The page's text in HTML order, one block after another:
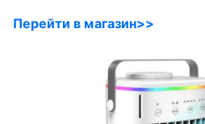
Перейти в магазин>>